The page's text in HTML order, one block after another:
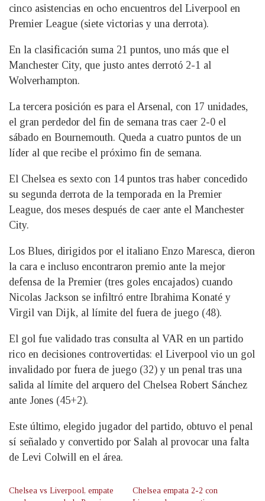
cinco asistencias en ocho encuentros del Liverpool en
Premier League (siete victorias y una derrota).
En la clasificación suma 21 puntos, uno más que el
Manchester City, que justo antes derrotó 2-1 al
Wolverhampton.
La tercera posición es para el Arsenal, con 17 unidades,
el gran perdedor del fin de semana tras caer 2-0 el
sábado en Bournemouth. Queda a cuatro puntos de un
líder al que recibe el próximo fin de semana.
El Chelsea es sexto con 14 puntos tras haber concedido
su segunda derrota de la temporada en la Premier
League, dos meses después de caer ante el Manchester
City.
Los Blues, dirigidos por el italiano Enzo Maresca, dieron
la cara e incluso encontraron premio ante la mejor
defensa de la Premier (tres goles encajados) cuando
Nicolas Jackson se infiltró entre Ibrahima Konaté y
Virgil van Dijk, al límite del fuera de juego (48).
El gol fue validado tras consulta al VAR en un partido
rico en decisiones controvertidas: el Liverpool vio un gol
invalidado por fuera de juego (32) y un penal tras una
salida al límite del arquero del Chelsea Robert Sánchez
ante Jones (45+2).
Este último, elegido jugador del partido, obtuvo el penal
sí señalado y convertido por Salah al provocar una falta
de Levi Colwill en el área.
Chelsea vs Liverpool, empate
Chelsea empata 2-2 con